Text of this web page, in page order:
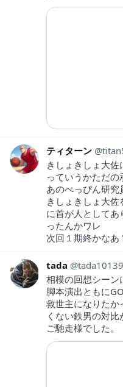
ティターン
きしょきしょ大
っていうかただ
あのべっぴん研
きしょきしょ大
に首が人として
ったんかワレ
次回１期終かな
tada
相模の回想シーン
脚本演出ともに
救世主になりたか
くない鉄男の対比
ご馳走様でした。